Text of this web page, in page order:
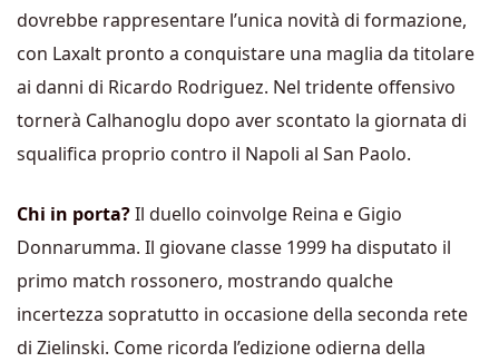
dovrebbe rappresentare l’unica novità di formazione,
con Laxalt pronto a conquistare una maglia da titolare
ai danni di Ricardo Rodriguez. Nel tridente offensivo
tornerà Calhanoglu dopo aver scontato la giornata di
squalifica proprio contro il Napoli al San Paolo.
Chi in porta?Il duello coinvolge Reina e Gigio
Donnarumma. Il giovane classe 1999 ha disputato il
primo match rossonero, mostrando qualche
incertezza sopratutto in occasione della seconda rete
di Zielinski. Come ricorda l’edizione odierna della